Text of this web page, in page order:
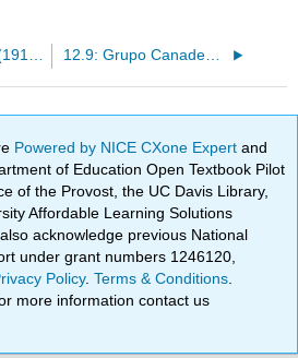
12.7: A Bauhaus (1919-1933) 12.9: Grupo Canadense dos Sete (1920 — 1933)
Powered by NICE CXone Expertand
of Education Open Textbook Pilot
of the Provost, the UC Davis Library,
Affordable Learning Solutions
acknowledge previous National
under grant numbers 1246120,
Policy.Terms & Conditions
more information contact us